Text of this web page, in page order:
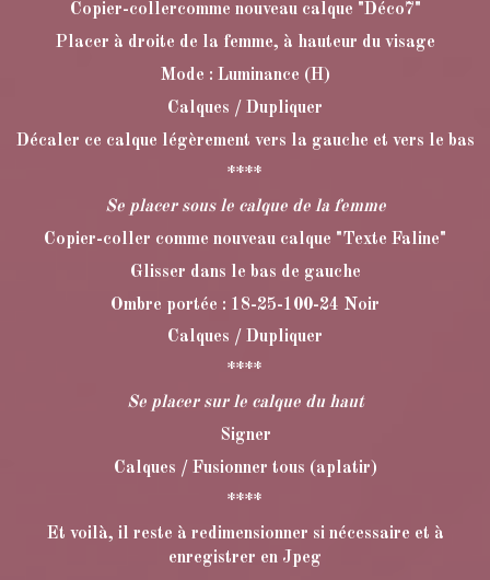
Copier-collercomme nouveau calque "Déco7"
Placer à droite de la femme, à hauteur du visage
Mode : Luminance (H)
Calques / Dupliquer
Décaler ce calque légèrement vers la gauche et vers le bas
****
Se placer sous le calque de la femme
Copier-coller comme nouveau calque "Texte Faline"
Glisser dans le bas de gauche
Ombre portée : 18-25-100-24 Noir
Calques / Dupliquer
****
Se placer sur le calque du haut
Signer
Calques / Fusionner tous (aplatir)
****
Et voilà, il reste à redimensionner si nécessaire et à
enregistrer en Jpeg